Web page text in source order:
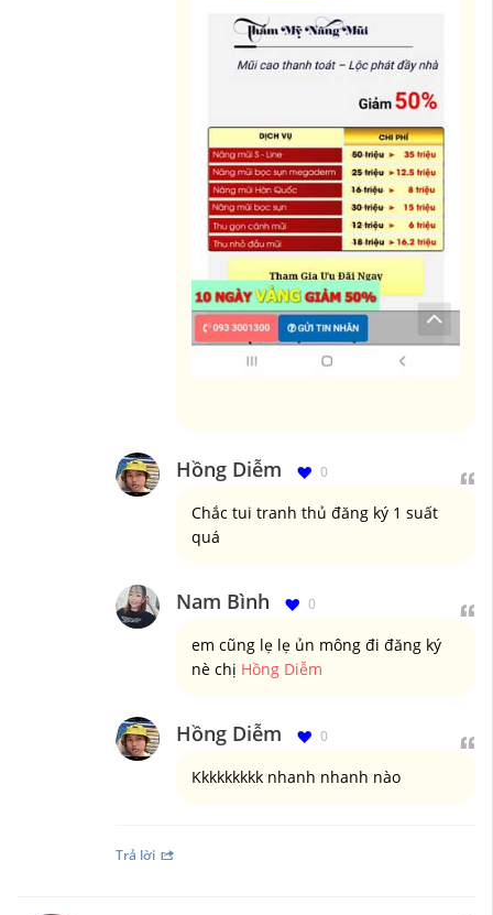
Hồng Diễm 0
Chắc tui tranh thủ đăng ký 1 suất
quá
Nam Bình 0
em cũng lẹ lẹ ủn mông đi đăng ký
nè chị Hồng Diễm
Hồng Diễm 0
Kkkkkkkkk nhanh nhanh nào
Trả lời